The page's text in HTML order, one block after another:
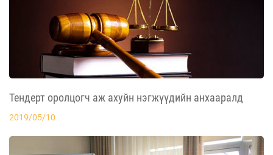
Тендерт оролцогч аж ахуйн нэгжүүдийн анхааралд
2019/05/10